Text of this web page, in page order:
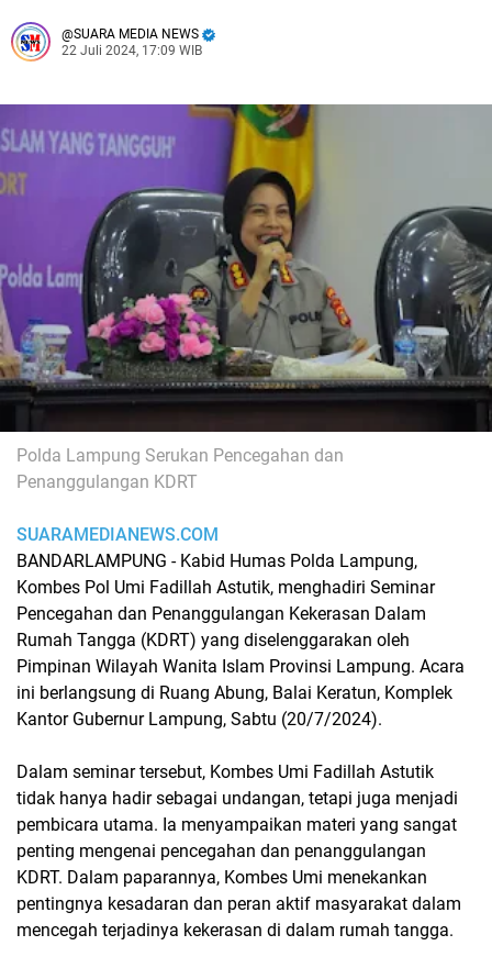
SUARA MEDIA NEWS
22 Juli 2024, 17:09 WIB
Polda Lampung Serukan Pencegahan dan
Penanggulangan KDRT
SUARAMEDIANEWS.COM
BANDARLAMPUNG - Kabid Humas Polda Lampung,
Kombes Pol Umi Fadillah Astutik, menghadiri Seminar
Pencegahan dan Penanggulangan Kekerasan Dalam
Rumah Tangga (KDRT) yang diselenggarakan oleh
Pimpinan Wilayah Wanita Islam Provinsi Lampung. Acara
ini berlangsung di Ruang Abung, Balai Keratun, Komplek
Kantor Gubernur Lampung, Sabtu (20/7/2024).
Dalam seminar tersebut, Kombes Umi Fadillah Astutik
tidak hanya hadir sebagai undangan, tetapi juga menjadi
pembicara utama. Ia menyampaikan materi yang sangat
penting mengenai pencegahan dan penanggulangan
KDRT. Dalam paparannya, Kombes Umi menekankan
pentingnya kesadaran dan peran aktif masyarakat dalam
mencegah terjadinya kekerasan di dalam rumah tangga.